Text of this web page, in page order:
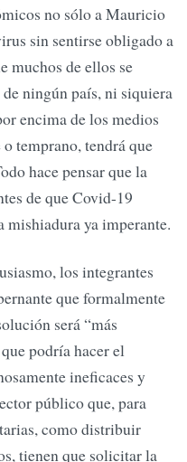
no sólo a Mauricio
sin sentirse obligado a
muchos de ellos se
ningún país, ni siquiera
encima de los medios
temprano, tendrá que
hace pensar que la
de que Covid-19
mishiadura ya imperante.
los integrantes
que formalmente
será “más
podría hacer el
ineficaces y
público que, para
como distribuir
tienen que solicitar la